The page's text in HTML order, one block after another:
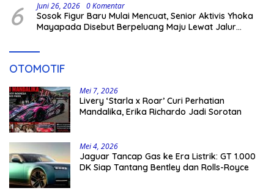
6 Juni 26, 2026 0 Komentar
Sosok Figur Baru Mulai Mencuat, Senior Aktivis Yhoka
Mayapada Disebut Berpeluang Maju Lewat Jalur
OTOMOTIF
Mei 7, 2026
Livery ‘Starla x Roar’ Curi Perhatian
Mandalika, Erika Richardo Jadi Sorotan
Mei 4, 2026
Jaguar Tancap Gas ke Era Listrik: GT 1.000
DK Siap Tantang Bentley dan Rolls-Royce